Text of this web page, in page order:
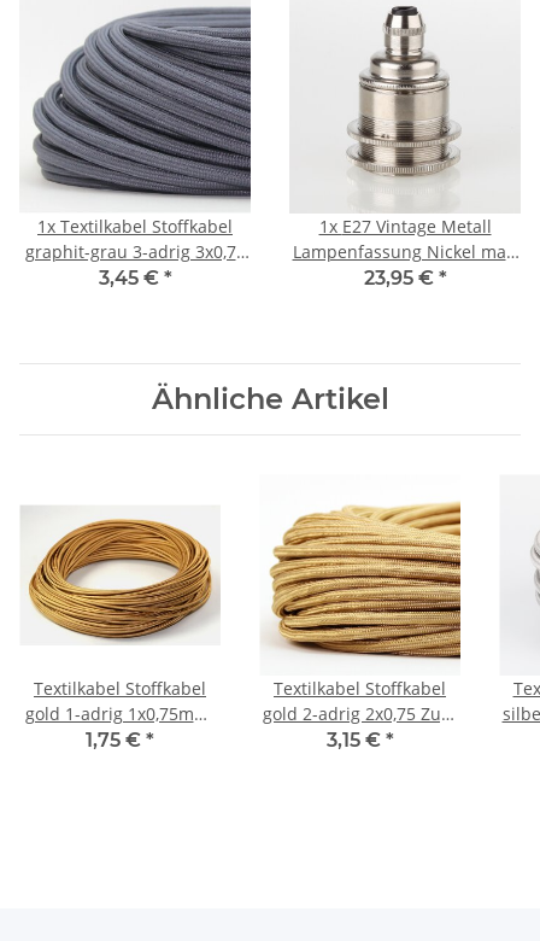
1x Textilkabel Stoffkabel
graphit-grau 3-adrig 3x0,75
Zug-Pendelleitung S03RT-F
3,45 € *
1x E27 Vintage Metall
Lampenfassung Nickel matt
mit Klemmnippel
23,95 € *
Ähnliche Artikel
Textilkabel Stoffkabel
gold 1-adrig 1x0,75mm²
Einzeladerleitung
1,75 € *
Textilkabel Stoffkabel
gold 2-adrig 2x0,75 Zug-
Pendelleitung S03RT-F
3,15 € *